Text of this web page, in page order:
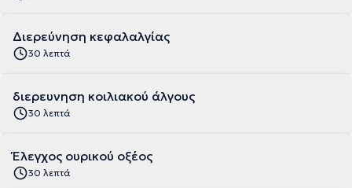
Διερεύνηση κεφαλαλγίας
30 λεπτά
διερευνηση κοιλιακού άλγους
30 λεπτά
Έλεγχος ουρικού οξέος
30 λεπτά